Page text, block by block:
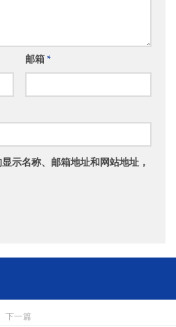
邮箱*
示名称、邮箱地址和网站地址，
下一篇